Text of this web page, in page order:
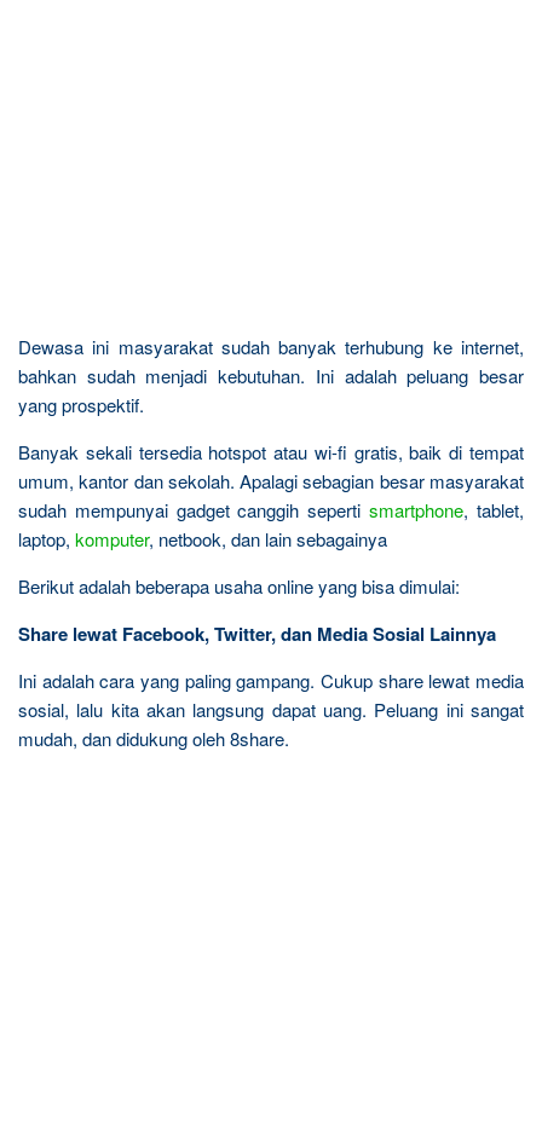
Dewasa ini masyarakat sudah banyak terhubung ke internet,
bahkan sudah menjadi kebutuhan. Ini adalah peluang besar
yang prospektif.
Banyak sekali tersedia hotspot atau wi-fi gratis, baik di tempat
umum, kantor dan sekolah. Apalagi sebagian besar masyarakat
sudah mempunyai gadget canggih sepertismartphone, tablet,
laptop, komputer, netbook, dan lain sebagainya
Berikut adalah beberapa usaha online yang bisa dimulai:
Share lewat Facebook, Twitter, dan Media Sosial Lainnya
Ini adalah cara yang paling gampang. Cukup share lewat media
sosial, lalu kita akan langsung dapat uang. Peluang ini sangat
mudah, dan didukung oleh 8share.